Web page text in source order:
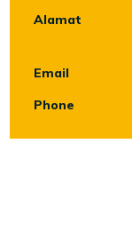
Alamat
Email
Phone